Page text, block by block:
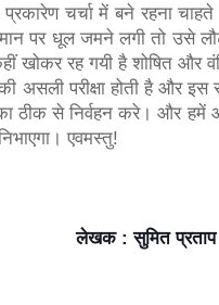
चर्चा में बने रहना चाहते
पर धूल जमने लगी तो उसे
खोकर रह गयी है शोषित और
असली परीक्षा होती है और
ठीक से निर्वहन करे। और हमें
एवमस्तु!
लेखक : सुमित प्रताप